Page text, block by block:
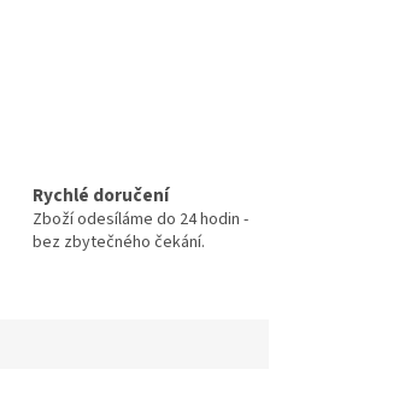
Rychlé doručení
Zboží odesíláme do 24 hodin -
bez zbytečného čekání.